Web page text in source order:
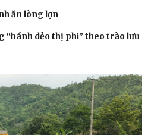
ăn lòng lợn
“bánh dẻo thị phi” theo trào lưu